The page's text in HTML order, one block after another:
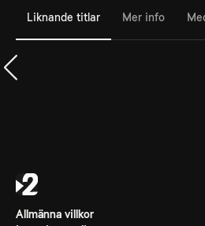
Liknande titlar Mer info
Allmänna villkor